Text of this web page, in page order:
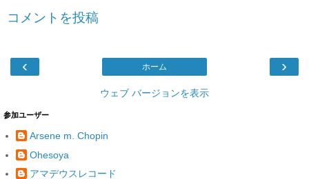
コメントを投稿
‹ ›
ホーム
ウェブ バージョンを表示
参加ユーザー
Arsene m. Chopin
Ohesoya
アマデウスレコード